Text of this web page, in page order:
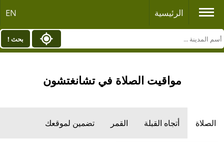
الرئيسية EN
بحث !
مواقيت الصلاة في تشانغتشون
الصلاة أتجاه القبلة القمر تضمين لموقعك